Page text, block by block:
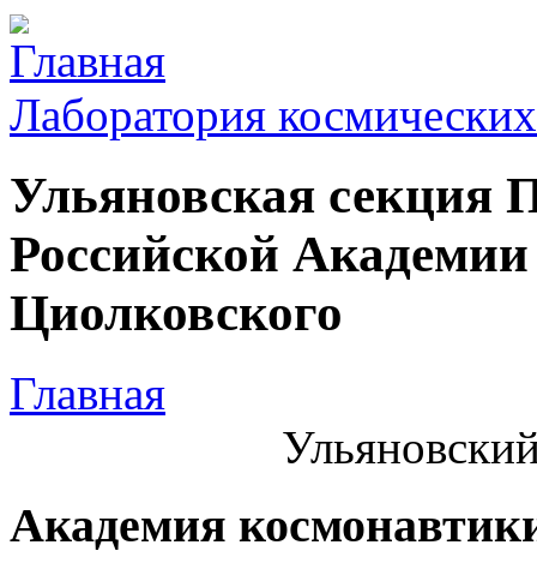
Лаборатория
Ульяновская секция
Российской
Циолковского
Главная
Академия